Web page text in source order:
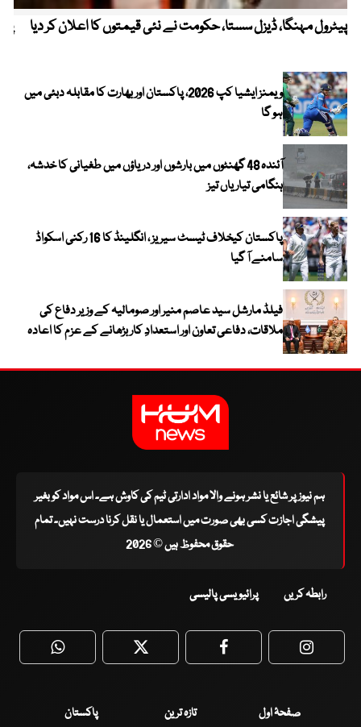
پیٹرول مہنگا، ڈیزل سستا، حکومت نے نئی قیمتوں کا اعلان کر دیا
ویمنز ایشیا کپ 2026، پاکستان اور بھارت کا مقابلہ دبئی میں
ہو گا
آئندہ 48 گھنٹوں میں بارشوں اور دریاؤں میں طغیانی کا خدشہ،
ہنگامی تیاریاں تیز
پاکستان کیخلاف ٹیسٹ سیریز ، انگلینڈ کا 16 رکنی اسکواڈ
سامنے آ گیا
فیلڈ مارشل سید عاصم منیر اور صومالیہ کے وزیر دفاع کی
ملاقات، دفاعی تعاون اور استعدادِ کار بڑھانے کے عزم کا اعادہ
ہم نیوز پر شائع یا نشر ہونے والا مواد ادارتی ٹیم کی کاوش ہے۔ اس مواد کو بغیر
پیشگی اجازت کسی بھی صورت میں استعمال یا نقل کرنا درست نہیں۔ تمام
حقوق محفوظ ہیں © 2026
رابطہ کریں پرائیویسی پالیسی
WhatsApp Twitter Facebook
صفحۂ اول تازہ ترین پاکستان